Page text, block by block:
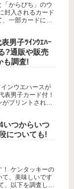
からぴち」のウ
封入されるカード
一部カードには
男子ﾂｲﾝｳｴﾊｰ
?通販や販売
も調査!
ンウエハースが
表男子カード付！
プリントされた
いつからいつ
についても!
！ ケンタッキーの
て、美味しいです
以下を調査して